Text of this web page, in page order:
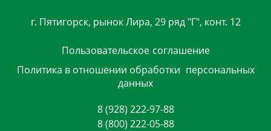
г. Пятигорск, рынок Лира, 29 ряд "Г", конт. 12
Пользовательское соглашение
Политика в отношении обработки персональных
данных
8 (928) 222-97-88
8 (800) 222-05-88